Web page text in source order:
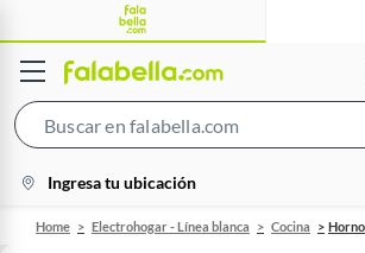
Bar
location-
icon
Ingresa tu ubicación
Home Electrohogar - Línea blanca Cocina